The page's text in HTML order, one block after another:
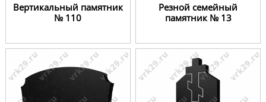
Вертикальный памятник
№ 110
Резной семейный
памятник № 13